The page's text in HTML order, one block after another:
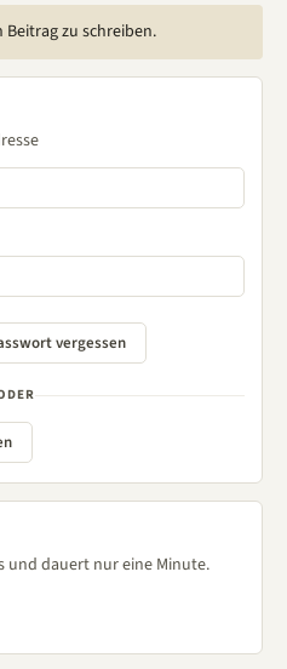
zu schreiben.
und dauert nur eine Minute.